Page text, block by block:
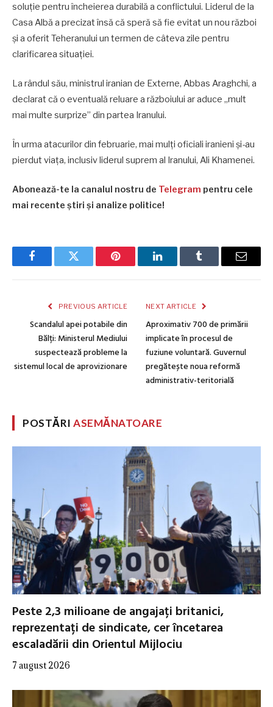
soluție pentru încheierea durabilă a conflictului. Liderul de la
Casa Albă a precizat însă că speră să fie evitat un nou război
și a oferit Teheranului un termen de câteva zile pentru
clarificarea situației.
La rândul său, ministrul iranian de Externe, Abbas Araghchi, a
declarat că o eventuală reluare a războiului ar aduce „mult
mai multe surprize” din partea Iranului.
În urma atacurilor din februarie, mai mulți oficiali iranieni și-au
pierdut viața, inclusiv liderul suprem al Iranului, Ali Khamenei.
Abonează-te la canalul nostru de Telegram pentru cele
mai recente știri și analize politice!
FacebookTwitter Pinterest LinkedInTumblr Email
PREVIOUS ARTICLE
Scandalul apei potabile din
Bălți: Ministerul Mediului
suspectează probleme la
sistemul local de aprovizionare
NEXT ARTICLE
Aproximativ 700 de primării
implicate în procesul de
fuziune voluntară. Guvernul
pregătește noua reformă
administrativ-teritorială
POSTĂRIASEMĂNATOARE
Peste 2,3 milioane de angajați britanici,
reprezentați de sindicate, cer încetarea
escaladării din Orientul Mijlociu
7 august 2026